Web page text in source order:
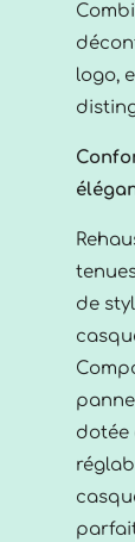
logo,
de
dotée